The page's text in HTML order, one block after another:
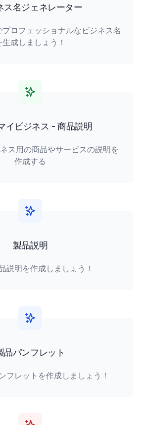
ス名ジェネレーター
ロフェッショナルなビジネス名
生成しましょう！
イビジネス - 商品説明
ス用の商品やサービスの説明を
作成する
製品説明
説明を作成しましょう！
品パンフレット
フレットを作成しましょう！